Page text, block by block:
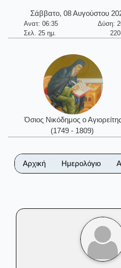
Σάββατο, 08 Αυγούστου
Ανατ: 06:35
Δύση:
Σελ. 25 ημ.
Όσιος Νικόδημος ο
(1749 - 1809)
Αρχική Ημερολόγιο